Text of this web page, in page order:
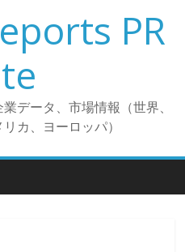
PR
データ、市場情報（世界、
カ、ヨーロッパ）